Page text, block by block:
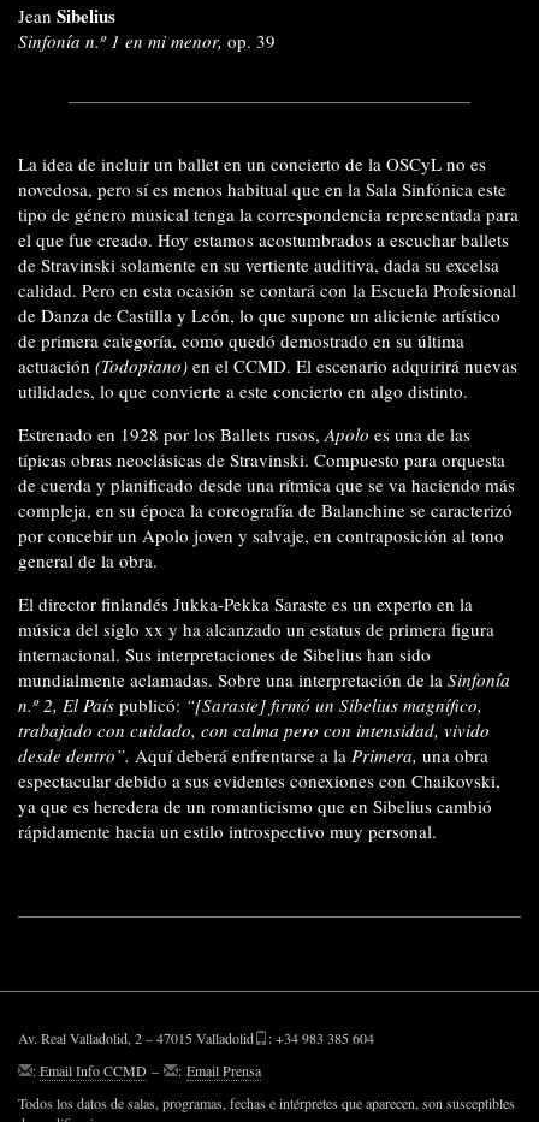
Jean Sibelius
Sinfonía n.º 1 en mi menor, op. 39
La idea de incluir un ballet en un concierto de la OSCyL no es
novedosa, pero sí es menos habitual que en la Sala Sinfónica este
tipo de género musical tenga la correspondencia representada para
el que fue creado. Hoy estamos acostumbrados a escuchar ballets
de Stravinski solamente en su vertiente auditiva, dada su excelsa
calidad. Pero en esta ocasión se contará con la Escuela Profesional
de Danza de Castilla y León, lo que supone un aliciente artístico
de primera categoría, como quedó demostrado en su última
actuación (Todopiano) en el CCMD. El escenario adquirirá nuevas
utilidades, lo que convierte a este concierto en algo distinto.
Estrenado en 1928 por los Ballets rusos, Apolo es una de las
típicas obras neoclásicas de Stravinski. Compuesto para orquesta
de cuerda y planificado desde una rítmica que se va haciendo más
compleja, en su época la coreografía de Balanchine se caracterizó
por concebir un Apolo joven y salvaje, en contraposición al tono
general de la obra.
El director finlandés Jukka-Pekka Saraste es un experto en la
música del siglo xx y ha alcanzado un estatus de primera figura
internacional. Sus interpretaciones de Sibelius han sido
mundialmente aclamadas. Sobre una interpretación de la Sinfonía
n.º 2, El País publicó: “[Saraste] firmó un Sibelius magnífico,
trabajado con cuidado, con calma pero con intensidad, vivido
desde dentro”. Aquí deberá enfrentarse a la Primera, una obra
espectacular debido a sus evidentes conexiones con Chaikovski,
ya que es heredera de un romanticismo que en Sibelius cambió
rápidamente hacia un estilo introspectivo muy personal.
Av. Real Valladolid, 2 – 47015 Valladolid
: +34 983 385 604
:Email Info CCMD – : Email Prensa
Todos los datos de salas, programas, fechas e intérpretes que aparecen, son susceptibles